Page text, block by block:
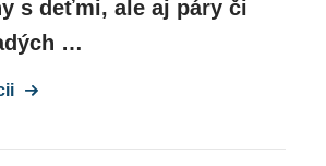
s deťmi, ale aj páry či
…